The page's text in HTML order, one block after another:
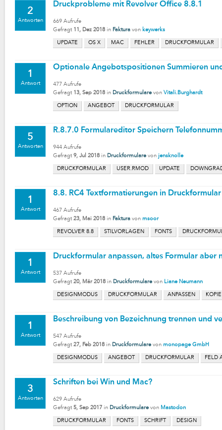
2
Antworten
Druckprobleme mit Revolver Office 8.8.1
669 Aufrufe
Gefragt 11, Dez 2018 in Faktura von keywerks
UPDATE OS X MAC FEHLER DRUCKFORMULAR
1
Antwort
Optionale Angebotspositionen Summieren
477 Aufrufe
Gefragt 13, Sep 2018 in Druckformulare von Vitali.Burghardt
OPTION ANGEBOT DRUCKFORMULAR
5
Antworten
R.8.7.0 Formulareditor Speichern
944 Aufrufe
Gefragt 9, Jul 2018 in Druckformulare von jensknolle
DRUCKFORMULAR USER.RMOD UPDATE
1
Antwort
8.8. RC4 Textformatierungen in
467 Aufrufe
Gefragt 23, Mai 2018 in Faktura von msoor
REVOLVER 8.8 STILVORLAGEN FONTS
1
Antwort
Druckformular anpassen, altes Formular aber
537 Aufrufe
Gefragt 20, Mär 2018 in Druckformulare von Liane Neumann
DESIGNMODUS DRUCKFORMULAR ANPASSEN
1
Antwort
Beschreibung von Bezeichnung trennen und
547 Aufrufe
Gefragt 27, Feb 2018 in Druckformulare von monopage GmbH
DESIGNMODUS ANGEBOT DRUCKFORMULAR FELD
3
Antworten
Schriften bei Win und Mac?
629 Aufrufe
Gefragt 5, Sep 2017 in Druckformulare von Mastodon
DRUCKFORMULAR FONTS SCHRIFT DESIGN